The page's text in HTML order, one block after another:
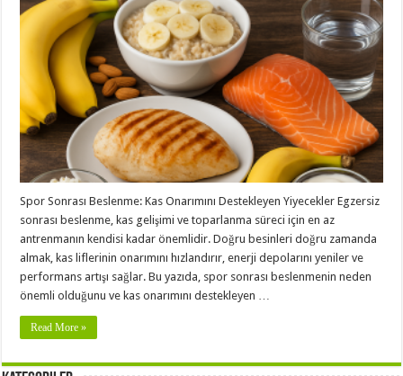
Spor Sonrası Beslenme: Kas Onarımını Destekleyen Yiyecekler Egzersiz
sonrası beslenme, kas gelişimi ve toparlanma süreci için en az
antrenmanın kendisi kadar önemlidir. Doğru besinleri doğru zamanda
almak, kas liflerinin onarımını hızlandırır, enerji depolarını yeniler ve
performans artışı sağlar. Bu yazıda, spor sonrası beslenmenin neden
önemli olduğunu ve kas onarımını destekleyen …
Read More »